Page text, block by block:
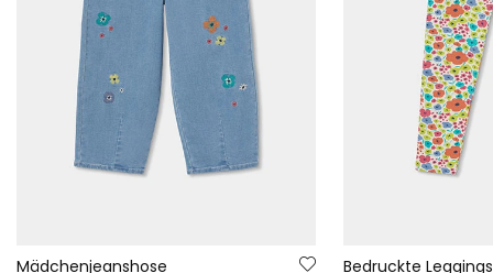
Mädchenjeanshose